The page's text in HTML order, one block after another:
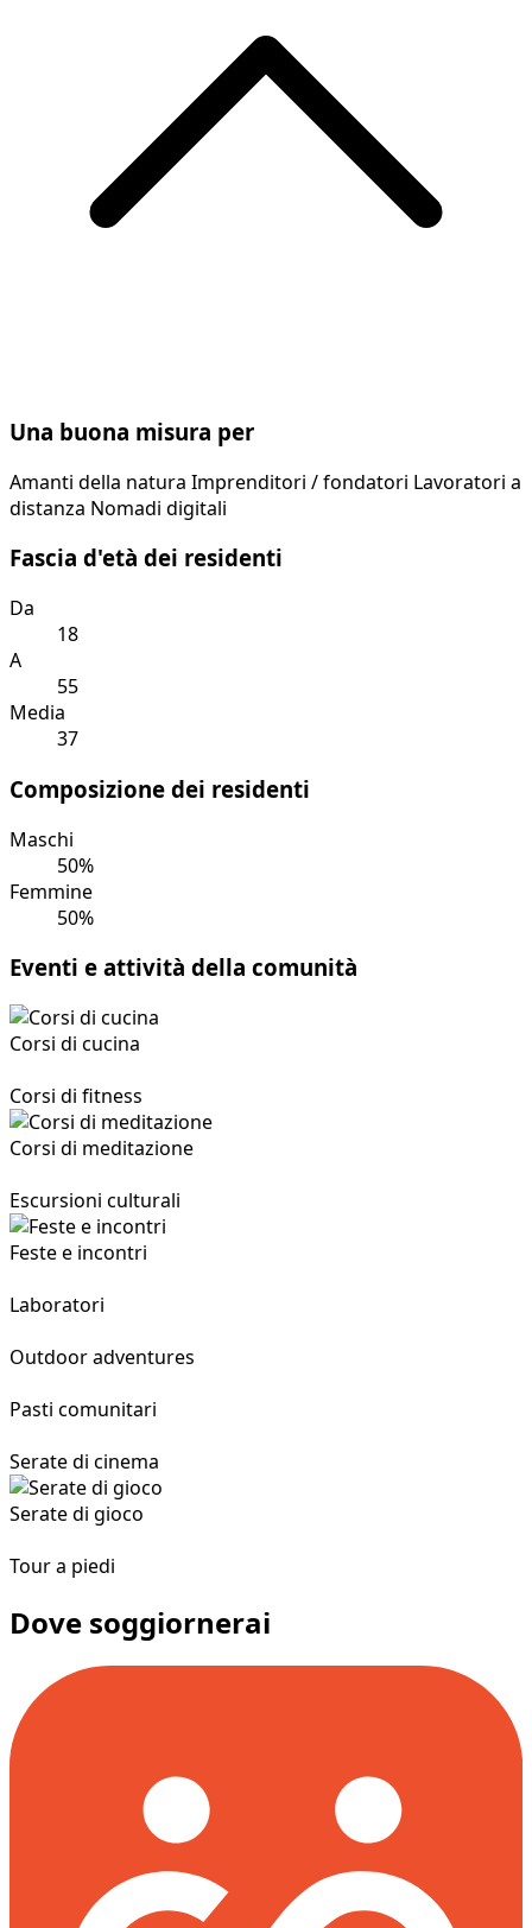
distanza
Fascia d'età dei residenti
Da
18
55
37
Composizione dei residenti
50%
50%
Corsi di cucina
Corsi di fitness
Corsi di meditazione
Escursioni culturali
Feste e incontri
Laboratori
Outdoor adventures
Pasti comunitari
Serate di cinema
Serate di gioco
Tour a piedi
Dove soggiornerai